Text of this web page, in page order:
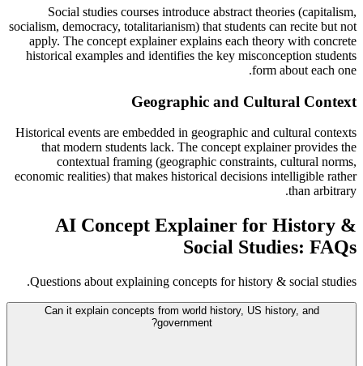
Social studies courses introduce abstract theories (capitalism,
socialism, democracy, totalitarianism) that students can recite but not
apply. The concept explainer explains each theory with concrete
historical examples and identifies the key misconception students
form about each one.
Geographic and Cultural Context
Historical events are embedded in geographic and cultural contexts
that modern students lack. The concept explainer provides the
contextual framing (geographic constraints, cultural norms,
economic realities) that makes historical decisions intelligible rather
than arbitrary.
AI Concept Explainer for History &
Social Studies: FAQs
Questions about explaining concepts for history & social studies.
Can it explain concepts from world history, US history, and
government?